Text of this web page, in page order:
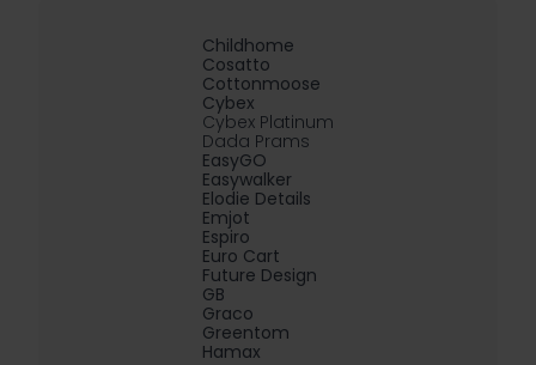
Childhome
Cosatto
Cottonmoose
Cybex
Cybex Platinum
Dada Prams
EasyGO
Easywalker
Elodie Details
Emjot
Espiro
Euro Cart
Future Design
GB
Graco
Greentom
Hamax